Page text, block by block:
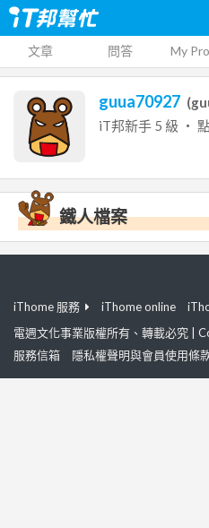
文章 問答 My
guua70927 (
iT邦新手 5 級 ‧
鐵人檔案
iThome 服務 iThome online
電週文化事業版權所有、轉載必究 |
服務信箱
隱私權聲明與會員使用條